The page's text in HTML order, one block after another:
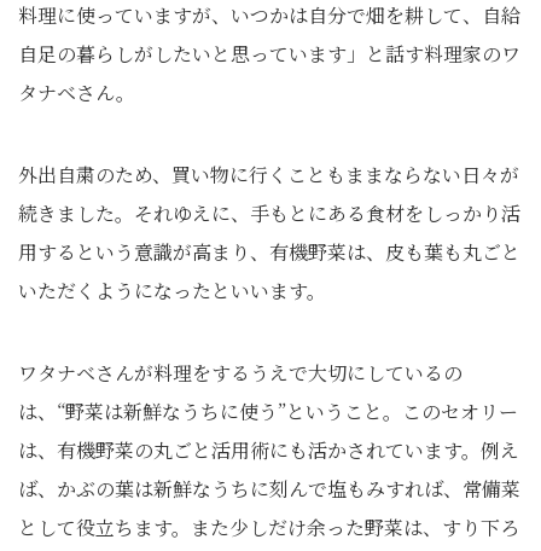
料理に使っていますが、いつかは自分で畑を耕して、自給
自足の暮らしがしたいと思っています」と話す料理家のワ
タナベさん。
外出自粛のため、買い物に行くこともままならない日々が
続きました。それゆえに、手もとにある食材をしっかり活
用するという意識が高まり、有機野菜は、皮も葉も丸ごと
いただくようになったといいます。
ワタナベさんが料理をするうえで大切にしているの
は、“野菜は新鮮なうちに使う”ということ。このセオリー
は、有機野菜の丸ごと活用術にも活かされています。例え
ば、かぶの葉は新鮮なうちに刻んで塩もみすれば、常備菜
として役立ちます。また少しだけ余った野菜は、すり下ろ